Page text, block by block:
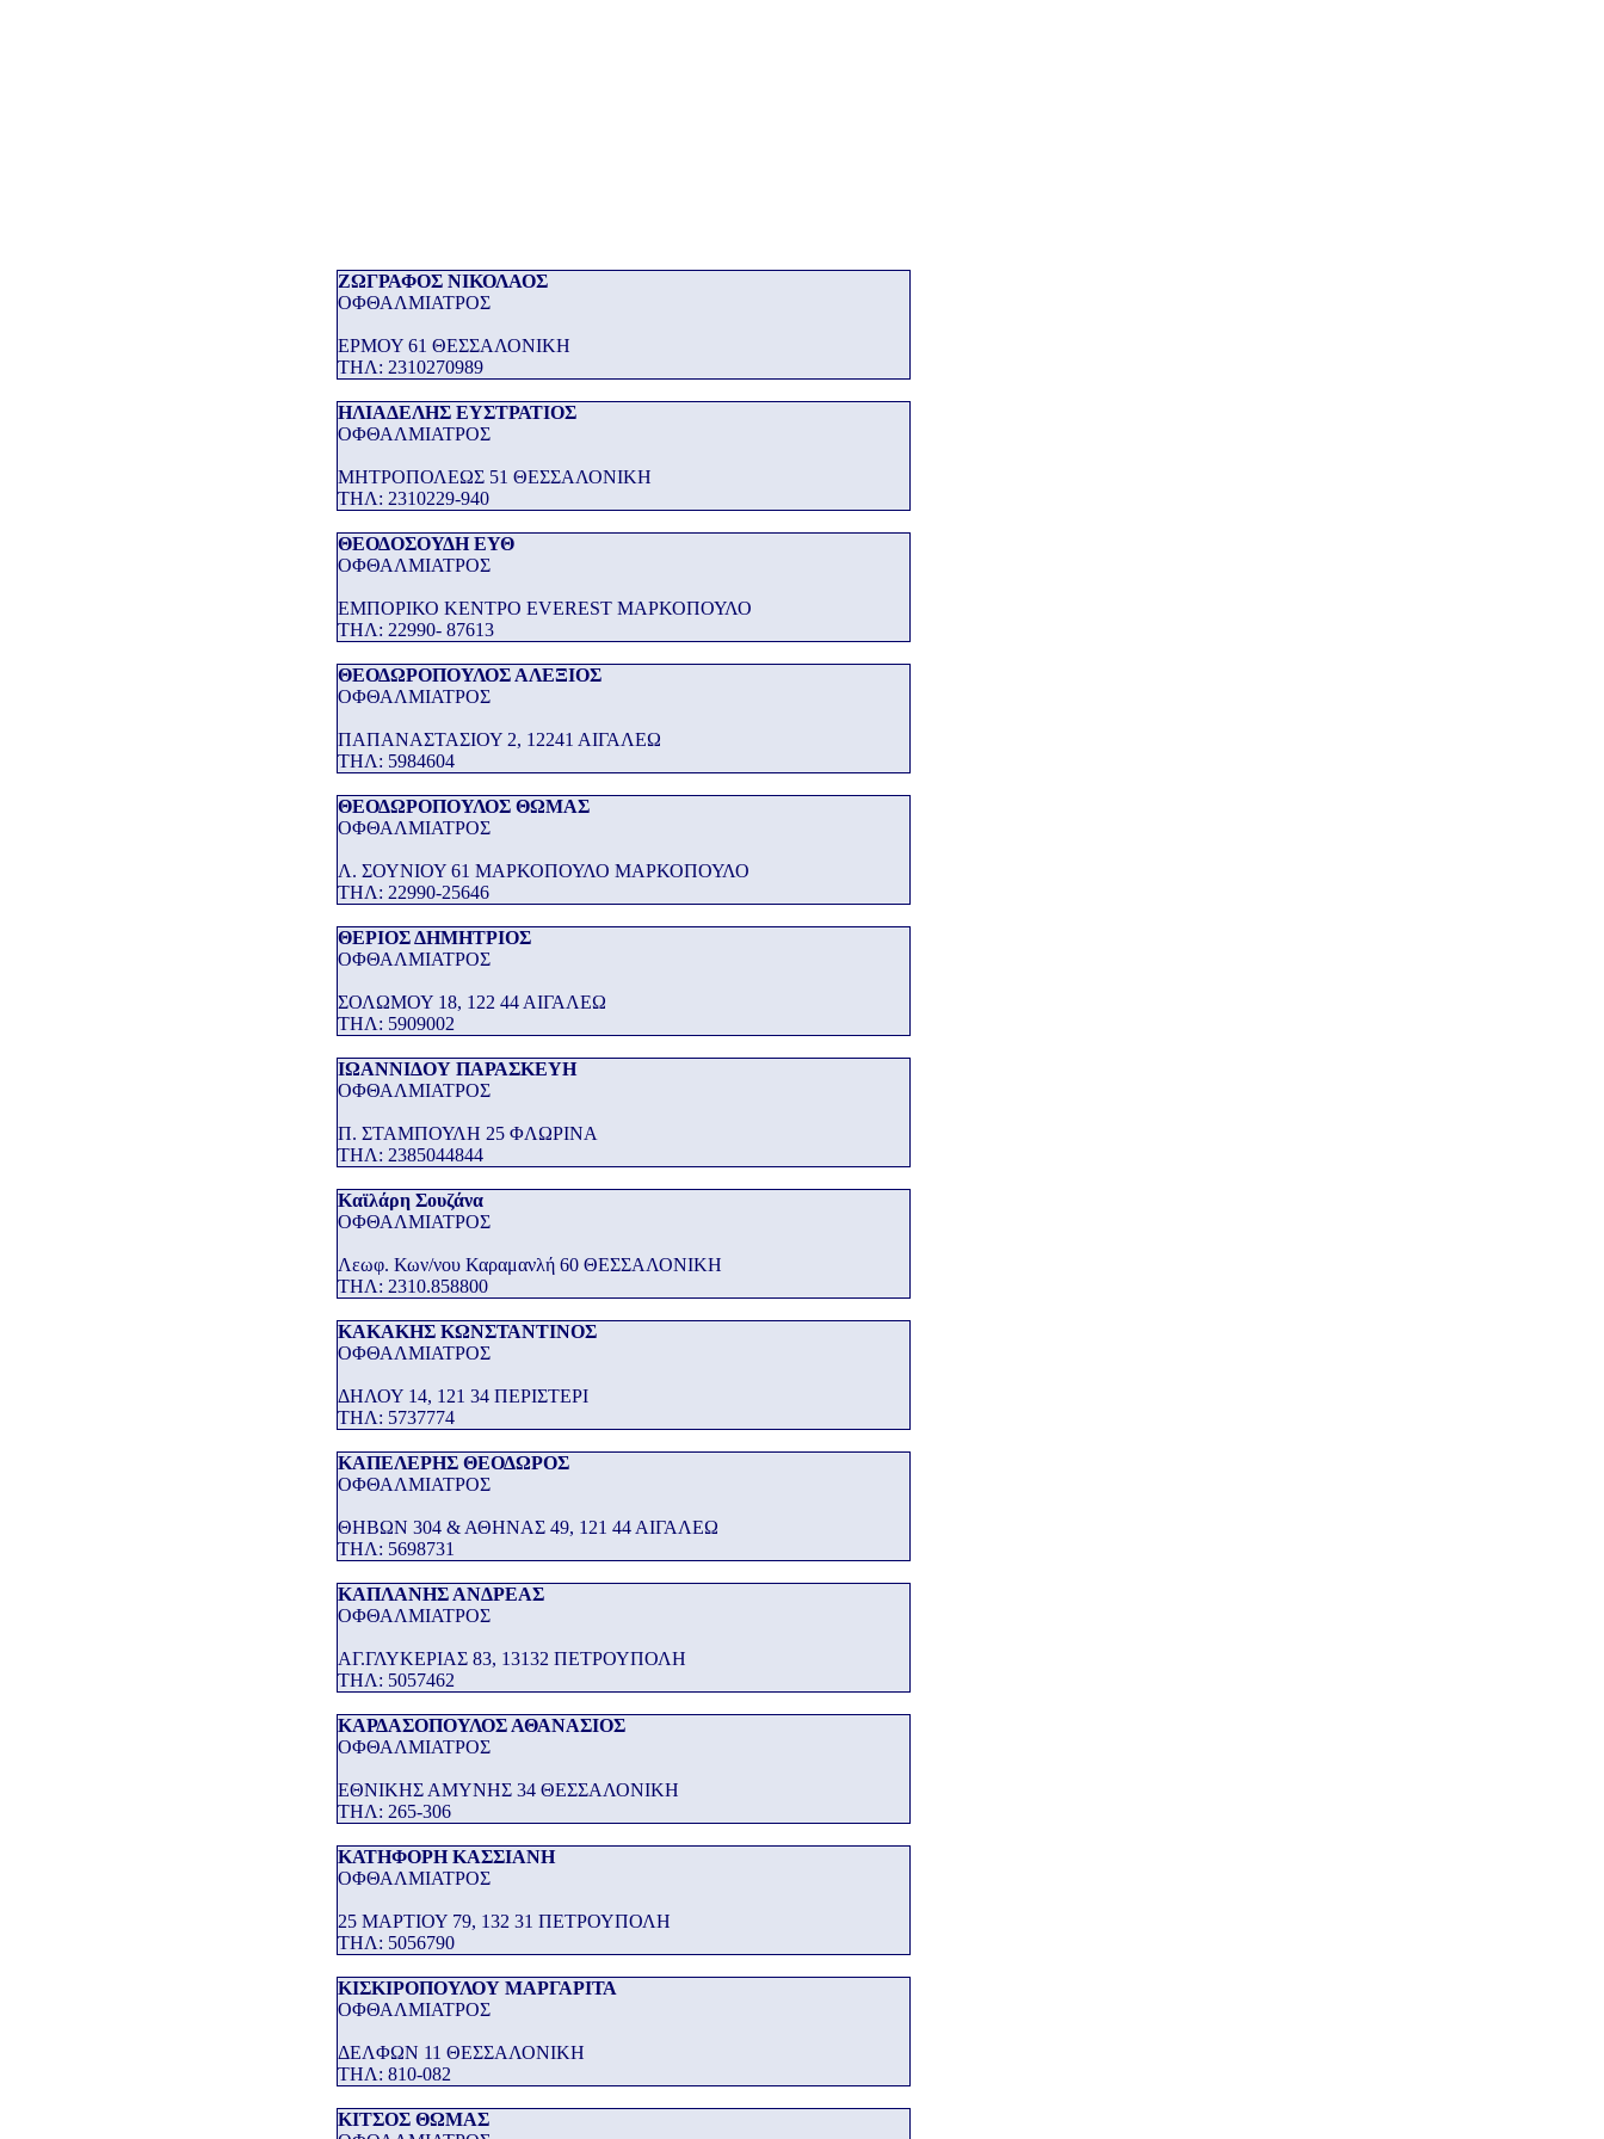
ΖΩΓΡΑΦΟΣ ΝΙΚΟΛΑΟΣ
ΟΦΘΑΛΜΙΑΤΡΟΣ
ΕΡΜΟΥ 61 ΘΕΣΣΑΛΟΝΙΚΗ
THΛ: 2310270989
ΗΛΙΑΔΕΛΗΣ ΕΥΣΤΡΑΤΙΟΣ
ΟΦΘΑΛΜΙΑΤΡΟΣ
ΜΗΤΡΟΠΟΛΕΩΣ 51 ΘΕΣΣΑΛΟΝΙΚΗ
THΛ: 2310229-940
ΘΕΟΔΟΣΟΥΔΗ ΕΥΘ
ΟΦΘΑΛΜΙΑΤΡΟΣ
ΕΜΠΟΡΙΚΟ ΚΕΝΤΡΟ EVEREST ΜΑΡΚΟΠΟΥΛΟ
THΛ: 22990- 87613
ΘΕΟΔΩΡΟΠΟΥΛΟΣ ΑΛΕΞΙΟΣ
ΟΦΘΑΛΜΙΑΤΡΟΣ
ΠΑΠΑΝΑΣΤΑΣΙΟΥ 2, 12241 ΑΙΓΑΛΕΩ
THΛ: 5984604
ΘΕΟΔΩΡΟΠΟΥΛΟΣ ΘΩΜΑΣ
ΟΦΘΑΛΜΙΑΤΡΟΣ
Λ. ΣΟΥΝΙΟΥ 61 ΜΑΡΚΟΠΟΥΛΟ ΜΑΡΚΟΠΟΥΛΟ
THΛ: 22990-25646
ΘΕΡΙΟΣ ΔΗΜΗΤΡΙΟΣ
ΟΦΘΑΛΜΙΑΤΡΟΣ
ΣΟΛΩΜΟΥ 18, 122 44 ΑΙΓΑΛΕΩ
THΛ: 5909002
ΙΩΑΝΝΙΔΟΥ ΠΑΡΑΣΚΕΥΗ
ΟΦΘΑΛΜΙΑΤΡΟΣ
Π. ΣΤΑΜΠΟΥΛΗ 25 ΦΛΩΡΙΝΑ
THΛ: 2385044844
Καϊλάρη Σουζάνα
ΟΦΘΑΛΜΙΑΤΡΟΣ
Λεωφ. Κων/νου Καραμανλή 60 ΘΕΣΣΑΛΟΝΙΚΗ
THΛ: 2310.858800
ΚΑΚΑΚΗΣ ΚΩΝΣΤΑΝΤΙΝΟΣ
ΟΦΘΑΛΜΙΑΤΡΟΣ
ΔΗΛΟΥ 14, 121 34 ΠΕΡΙΣΤΕΡΙ
THΛ: 5737774
ΚΑΠΕΛΕΡΗΣ ΘΕΟΔΩΡΟΣ
ΟΦΘΑΛΜΙΑΤΡΟΣ
ΘΗΒΩΝ 304 & ΑΘΗΝΑΣ 49, 121 44 ΑΙΓΑΛΕΩ
THΛ: 5698731
ΚΑΠΛΑΝΗΣ ΑΝΔΡΕΑΣ
ΟΦΘΑΛΜΙΑΤΡΟΣ
ΑΓ.ΓΛΥΚΕΡΙΑΣ 83, 13132 ΠΕΤΡΟΥΠΟΛΗ
THΛ: 5057462
ΚΑΡΔΑΣΟΠΟΥΛΟΣ ΑΘΑΝΑΣΙΟΣ
ΟΦΘΑΛΜΙΑΤΡΟΣ
ΕΘΝΙΚΗΣ ΑΜΥΝΗΣ 34 ΘΕΣΣΑΛΟΝΙΚΗ
THΛ: 265-306
ΚΑΤΗΦΟΡΗ ΚΑΣΣΙΑΝΗ
ΟΦΘΑΛΜΙΑΤΡΟΣ
25 ΜΑΡΤΙΟΥ 79, 132 31 ΠΕΤΡΟΥΠΟΛΗ
THΛ: 5056790
ΚΙΣΚΙΡΟΠΟΥΛΟΥ ΜΑΡΓΑΡΙΤΑ
ΟΦΘΑΛΜΙΑΤΡΟΣ
ΔΕΛΦΩΝ 11 ΘΕΣΣΑΛΟΝΙΚΗ
THΛ: 810-082
ΚΙΤΣΟΣ ΘΩΜΑΣ